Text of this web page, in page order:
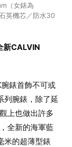
（女錶為
英機芯／防水30
新CALVIN
錶首飾不可或
列腕錶，除了延
上也做出許多
全新的海軍藍
米的超薄型錶